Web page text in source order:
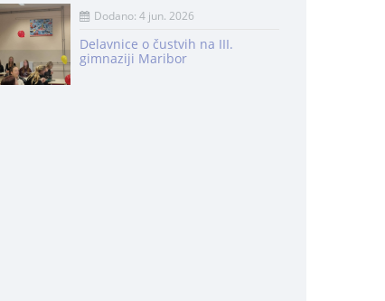
Dodano: 4 jun. 2026
Delavnice o čustvih na III.
gimnaziji Maribor